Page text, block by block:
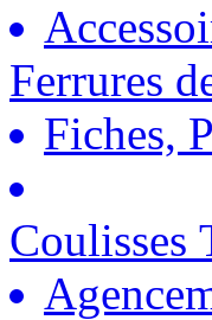
Ferrures
Fiches,
Coulisses